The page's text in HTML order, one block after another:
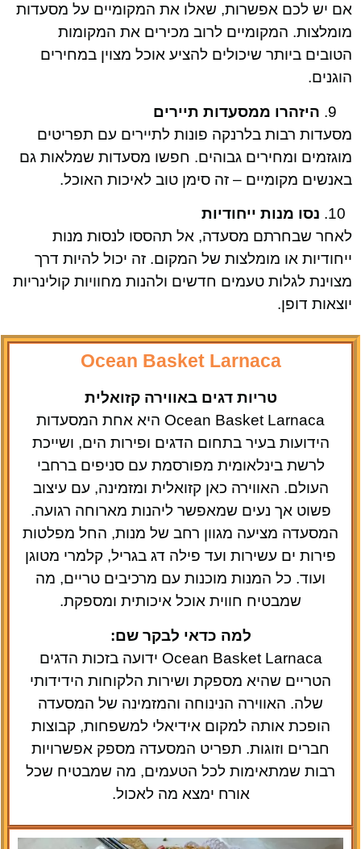
אם יש לכם אפשרות, שאלו את המקומיים על מסעדות
מומלצות. המקומיים לרוב מכירים את המקומות
הטובים ביותר שיכולים להציע אוכל מצוין במחירים
הוגנים.
היזהרו ממסעדות תיירים
מסעדות רבות בלרנקה פונות לתיירים עם תפריטים
מוגזמים ומחירים גבוהים. חפשו מסעדות שמלאות גם
באנשים מקומיים – זה סימן טוב לאיכות האוכל.
נסו מנות ייחודיות
לאחר שבחרתם מסעדה, אל תהססו לנסות מנות
ייחודיות או מומלצות של המקום. זה יכול להיות דרך
מצוינת לגלות טעמים חדשים ולהנות מחוויות קולינריות
יוצאות דופן.
Ocean Basket Larnaca
טריות דגים באווירה קזואלית
Ocean Basket Larnaca היא אחת המסעדות
הידועות בעיר בתחום הדגים ופירות הים, ושייכת
לרשת בינלאומית מפורסמת עם סניפים ברחבי
העולם. האווירה כאן קזואלית ומזמינה, עם עיצוב
פשוט אך נעים שמאפשר ליהנות מארוחה רגועה.
המסעדה מציעה מגוון רחב של מנות, החל מפלטות
פירות ים עשירות ועד פילה דג בגריל, קלמרי מטוגן
ועוד. כל המנות מוכנות עם מרכיבים טריים, מה
שמבטיח חווית אוכל איכותית ומספקת.
למה כדאי לבקר שם:
Ocean Basket Larnaca ידועה בזכות הדגים
הטריים שהיא מספקת ושירות הלקוחות הידידותי
שלה. האווירה הנינוחה והמזמינה של המסעדה
הופכת אותה למקום אידיאלי למשפחות, קבוצות
חברים וזוגות. תפריט המסעדה מספק אפשרויות
רבות שמתאימות לכל הטעמים, מה שמבטיח שכל
אורח ימצא מה לאכול.